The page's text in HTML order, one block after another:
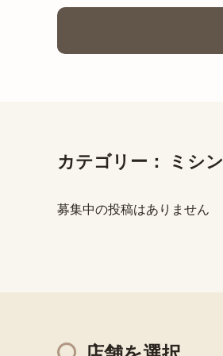
カテゴリー： ミシン
募集中の投稿はありません